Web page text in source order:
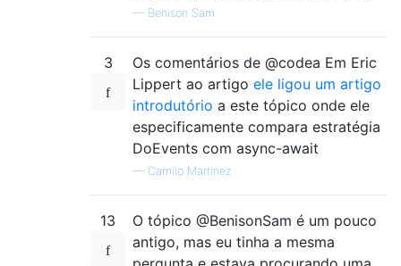
— Benison Sam
3
Os comentários de @codea Em Eric
Lippert ao artigo ele ligou um artigo
introdutório a este tópico onde ele
especificamente compara estratégia
DoEvents com async-await
— Camilo Martinez
13
O tópico @BenisonSam é um pouco
antigo, mas eu tinha a mesma